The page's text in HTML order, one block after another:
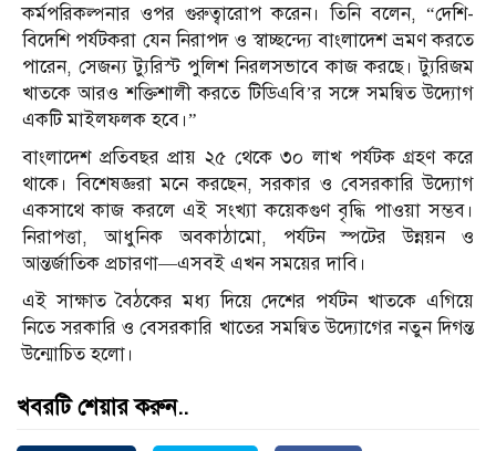
কর্মপরিকল্পনার ওপর গুরুত্বারোপ করেন। তিনি বলেন, “দেশি-
বিদেশি পর্যটকরা যেন নিরাপদ ও স্বাচ্ছন্দ্যে বাংলাদেশ ভ্রমণ করতে
পারেন, সেজন্য ট্যুরিস্ট পুলিশ নিরলসভাবে কাজ করছে। ট্যুরিজম
খাতকে আরও শক্তিশালী করতে টিডিএবি’র সঙ্গে সমন্বিত উদ্যোগ
একটি মাইলফলক হবে।”
বাংলাদেশ প্রতিবছর প্রায় ২৫ থেকে ৩০ লাখ পর্যটক গ্রহণ করে
থাকে। বিশেষজ্ঞরা মনে করছেন, সরকার ও বেসরকারি উদ্যোগ
একসাথে কাজ করলে এই সংখ্যা কয়েকগুণ বৃদ্ধি পাওয়া সম্ভব।
নিরাপত্তা, আধুনিক অবকাঠামো, পর্যটন স্পটের উন্নয়ন ও
আন্তর্জাতিক প্রচারণা—এসবই এখন সময়ের দাবি।
এই সাক্ষাত বৈঠকের মধ্য দিয়ে দেশের পর্যটন খাতকে এগিয়ে
নিতে সরকারি ও বেসরকারি খাতের সমন্বিত উদ্যোগের নতুন দিগন্ত
উন্মোচিত হলো।
খবরটি শেয়ার করুন..